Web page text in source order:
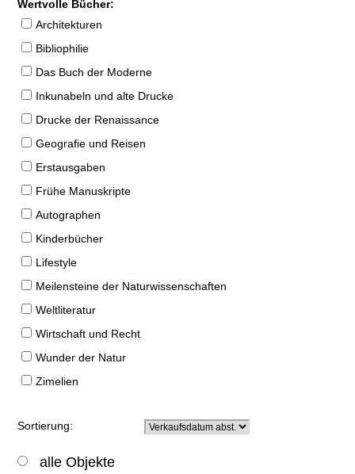
Wertvolle Bücher:
Architekturen
Bibliophilie
Das Buch der Moderne
Inkunabeln und alte Drucke
Drucke der Renaissance
Geografie und Reisen
Erstausgaben
Frühe Manuskripte
Autographen
Kinderbücher
Lifestyle
Meilensteine der Naturwissenschaften
Weltliteratur
Wirtschaft und Recht
Wunder der Natur
Zimelien
Sortierung:
alle Objekte